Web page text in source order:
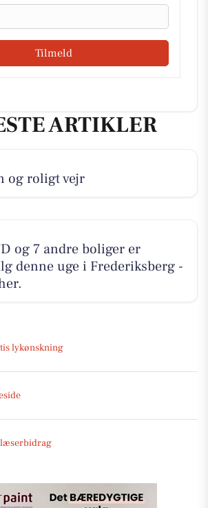
Tilmeld
ARTIKLER
og roligt vejr
og 7 andre boliger er
denne uge i Frederiksberg -
lykønskning